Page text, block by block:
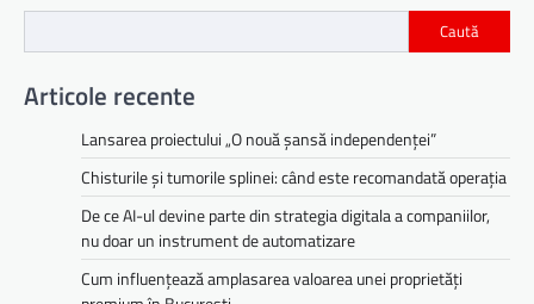
Caută
Articole recente
Lansarea proiectului „O nouă șansă independenței”
Chisturile și tumorile splinei: când este recomandată operația
De ce AI-ul devine parte din strategia digitala a companiilor,
nu doar un instrument de automatizare
Cum influențează amplasarea valoarea unei proprietăți